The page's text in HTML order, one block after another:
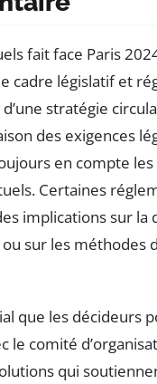
fait face Paris
cadre législatif et
stratégie
des exigences
en compte
Certaines
implications sur la
sur les méthodes
que les décideurs
le comité
qui